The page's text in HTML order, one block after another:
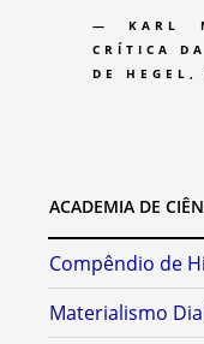
— KARL
CRÍTICA
DE
ACADEMIA DE
Compêndio de
Materialismo